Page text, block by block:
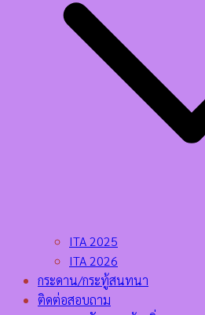
ITA 2025
ITA 2026
กระดาน/กระทู้สนทนา
ติดต่อสอบถาม